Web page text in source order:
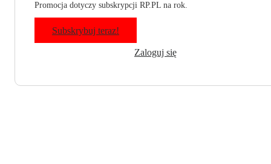
Promocja dotyczy subskrypcji RP.PL na rok.
Subskrybuj teraz!
Zaloguj się